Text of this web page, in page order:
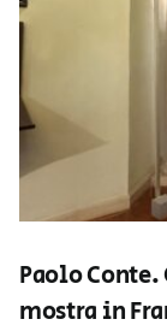
Paolo
mostra in